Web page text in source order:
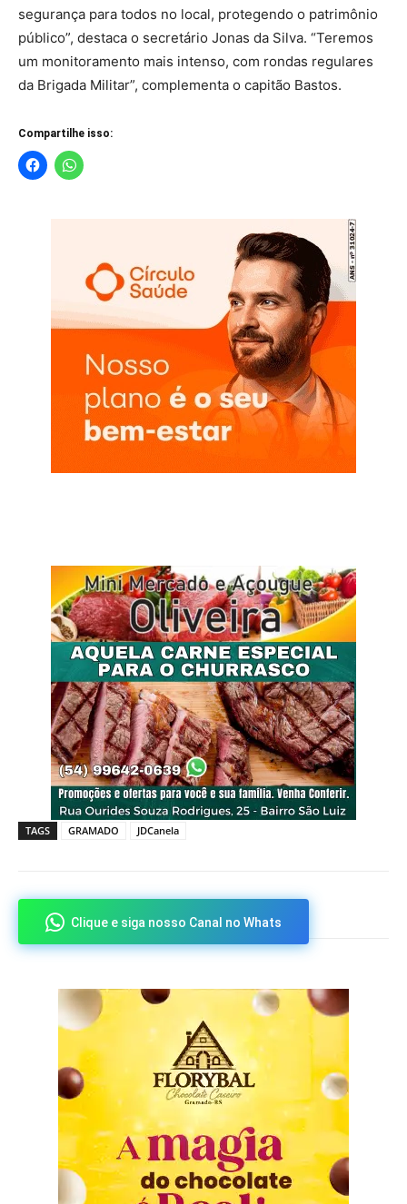
segurança para todos no local, protegendo o patrimônio
público”, destaca o secretário Jonas da Silva. “Teremos
um monitoramento mais intenso, com rondas regulares
da Brigada Militar”, complementa o capitão Bastos.
Compartilhe isso:
TAGS GRAMADO JDCanela
Clique e siga nosso Canal no Whats